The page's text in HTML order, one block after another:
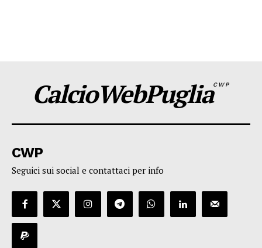
CalcioWebPugliaCWP
CWP
Seguici sui social e contattaci per info